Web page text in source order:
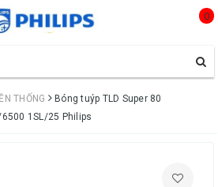
0
THỐNG
Bóng tuýp TLD Super 80
1SL/25 Philips